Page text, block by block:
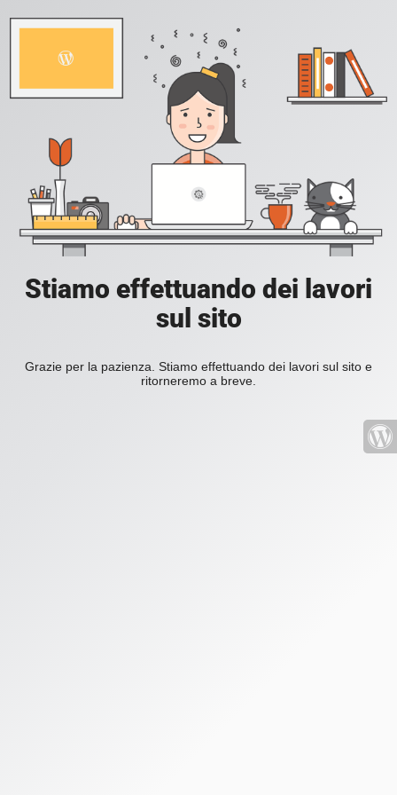
Stiamo effettuando dei lavori
sul sito
Grazie per la pazienza. Stiamo effettuando dei lavori sul sito e
ritorneremo a breve.